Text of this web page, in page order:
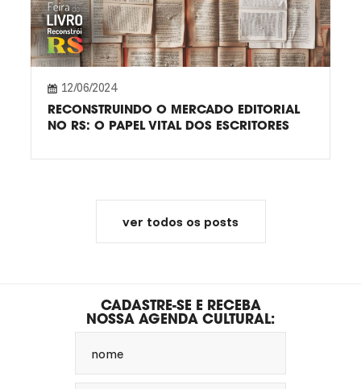
12/06/2024
RECONSTRUINDO O MERCADO EDITORIAL
NO RS: O PAPEL VITAL DOS ESCRITORES
ver todos os posts
CADASTRE-SE E RECEBA
NOSSA AGENDA CULTURAL:
nome